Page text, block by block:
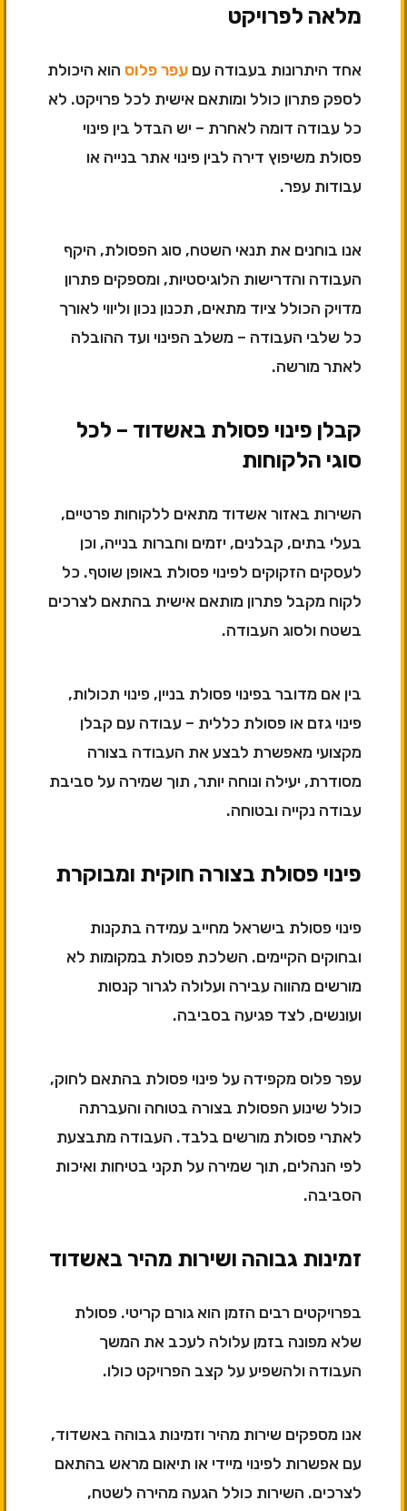
מלאה לפרויקט
אחד היתרונות בעבודה עםעפר פלוס הוא היכולת
לספק פתרון כולל ומותאם אישית לכל פרויקט. לא
כל עבודה דומה לאחרת – יש הבדל בין פינוי
פסולת משיפוץ דירה לבין פינוי אתר בנייה או
עבודות עפר.
אנו בוחנים את תנאי השטח, סוג הפסולת, היקף
העבודה והדרישות הלוגיסטיות, ומספקים פתרון
מדויק הכולל ציוד מתאים, תכנון נכון וליווי לאורך
כל שלבי העבודה – משלב הפינוי ועד ההובלה
לאתר מורשה.
קבלן פינוי פסולת באשדוד – לכל
סוגי הלקוחות
השירות באזור אשדוד מתאים ללקוחות פרטיים,
בעלי בתים, קבלנים, יזמים וחברות בנייה, וכן
לעסקים הזקוקים לפינוי פסולת באופן שוטף. כל
לקוח מקבל פתרון מותאם אישית בהתאם לצרכים
בשטח ולסוג העבודה.
בין אם מדובר בפינוי פסולת בניין, פינוי תכולות,
פינוי גזם או פסולת כללית – עבודה עם קבלן
מקצועי מאפשרת לבצע את העבודה בצורה
מסודרת, יעילה ונוחה יותר, תוך שמירה על סביבת
עבודה נקייה ובטוחה.
פינוי פסולת בצורה חוקית ומבוקרת
פינוי פסולת בישראל מחייב עמידה בתקנות
ובחוקים הקיימים. השלכת פסולת במקומות לא
מורשים מהווה עבירה ועלולה לגרור קנסות
ועונשים, לצד פגיעה בסביבה.
עפר פלוס מקפידה על פינוי פסולת בהתאם לחוק,
כולל שינוע הפסולת בצורה בטוחה והעברתה
לאתרי פסולת מורשים בלבד. העבודה מתבצעת
לפי הנהלים, תוך שמירה על תקני בטיחות ואיכות
הסביבה.
זמינות גבוהה ושירות מהיר באשדוד
בפרויקטים רבים הזמן הוא גורם קריטי. פסולת
שלא מפונה בזמן עלולה לעכב את המשך
העבודה ולהשפיע על קצב הפרויקט כולו.
אנו מספקים שירות מהיר וזמינות גבוהה באשדוד,
עם אפשרות לפינוי מיידי או תיאום מראש בהתאם
לצרכים. השירות כולל הגעה מהירה לשטח,